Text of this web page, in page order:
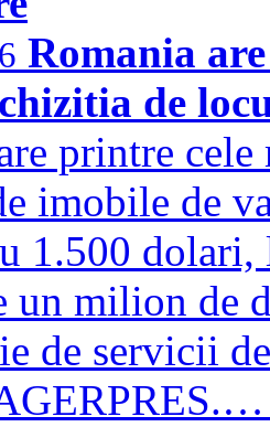
Romania
de
printre
imobile de
1.500
un milion de
de servicii